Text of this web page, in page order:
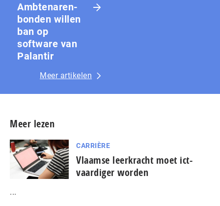
Amb­te­na­ren­
bon­den willen
ban op
software van
Palantir
Meer artikelen
Meer lezen
CARRIÈRE
Vlaamse leerkracht moet ict-
vaardiger worden
...